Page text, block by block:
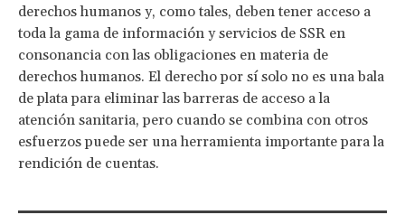
derechos humanos y, como tales, deben tener acceso a
toda la gama de información y servicios de SSR en
consonancia con las obligaciones en materia de
derechos humanos. El derecho por sí solo no es una bala
de plata para eliminar las barreras de acceso a la
atención sanitaria, pero cuando se combina con otros
esfuerzos puede ser una herramienta importante para la
rendición de cuentas.